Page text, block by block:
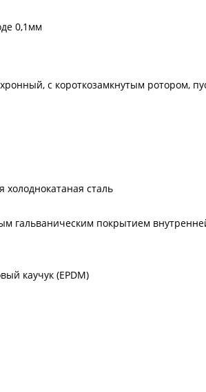
0,1мм
с короткозамкнутым
холоднокатаная сталь
гальваническим покрытием
каучук (EPDM)